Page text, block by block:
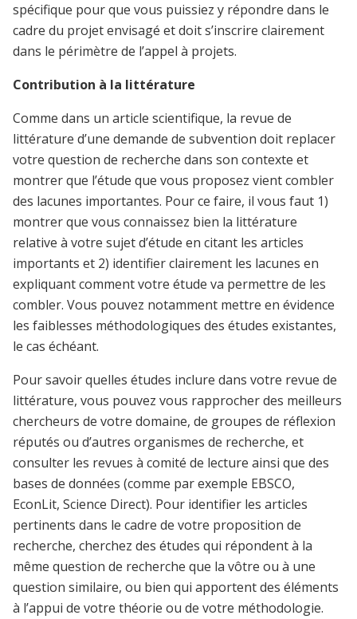
spécifique pour que vous puissiez y répondre dans le
cadre du projet envisagé et doit s’inscrire clairement
dans le périmètre de l’appel à projets.
Contribution à la littérature
Comme dans un article scientifique, la revue de
littérature d’une demande de subvention doit replacer
votre question de recherche dans son contexte et
montrer que l’étude que vous proposez vient combler
des lacunes importantes. Pour ce faire, il vous faut 1)
montrer que vous connaissez bien la littérature
relative à votre sujet d’étude en citant les articles
importants et 2) identifier clairement les lacunes en
expliquant comment votre étude va permettre de les
combler. Vous pouvez notamment mettre en évidence
les faiblesses méthodologiques des études existantes,
le cas échéant.
Pour savoir quelles études inclure dans votre revue de
littérature, vous pouvez vous rapprocher des meilleurs
chercheurs de votre domaine, de groupes de réflexion
réputés ou d’autres organismes de recherche, et
consulter les revues à comité de lecture ainsi que des
bases de données (comme par exemple EBSCO,
EconLit, Science Direct). Pour identifier les articles
pertinents dans le cadre de votre proposition de
recherche, cherchez des études qui répondent à la
même question de recherche que la vôtre ou à une
question similaire, ou bien qui apportent des éléments
à l’appui de votre théorie ou de votre méthodologie.